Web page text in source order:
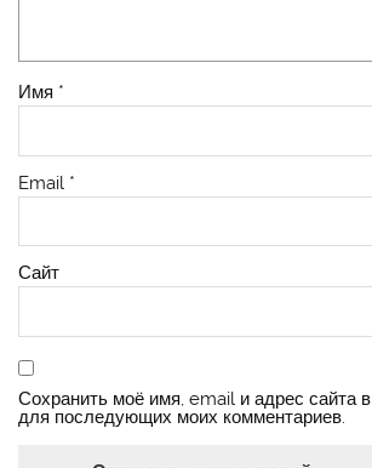
Имя *
Email *
Сайт
Сохранить моё имя, email и адрес сайта
для последующих моих комментариев.